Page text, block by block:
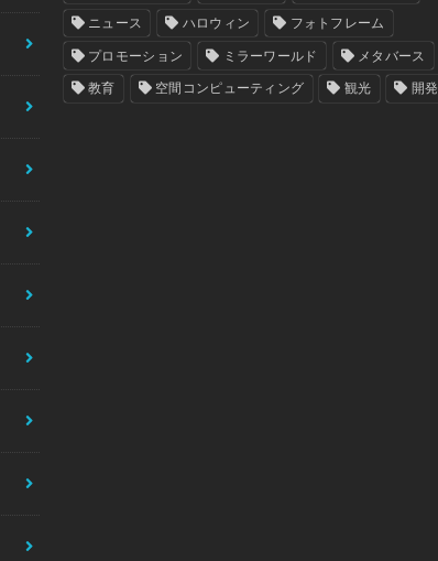
ニュース ハロウィン フォトフレーム
プロモーション ミラーワールド メタバース
教育 空間コンピューティング 観光 開発